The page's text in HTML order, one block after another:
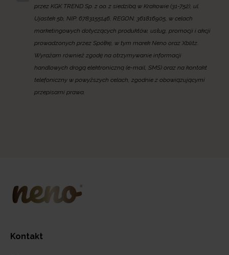
przez KGK TREND Sp. z o.o. z siedzibą w Krakowie (31-752), ul.
Ujastek 5b, NIP: 6783155146, REGON: 361816905, w celach
marketingowych dotyczących produktów, usług, promocji i akcji
prowadzonych przez Spółkę, w tym marek Neno oraz Xblitz.
Wyrażam również zgodę na otrzymywanie informacji
handlowych drogą elektroniczną (e-mail, SMS) oraz na kontakt
telefoniczny w powyższych celach, zgodnie z obowiązującymi
przepisami prawa.
Kontakt